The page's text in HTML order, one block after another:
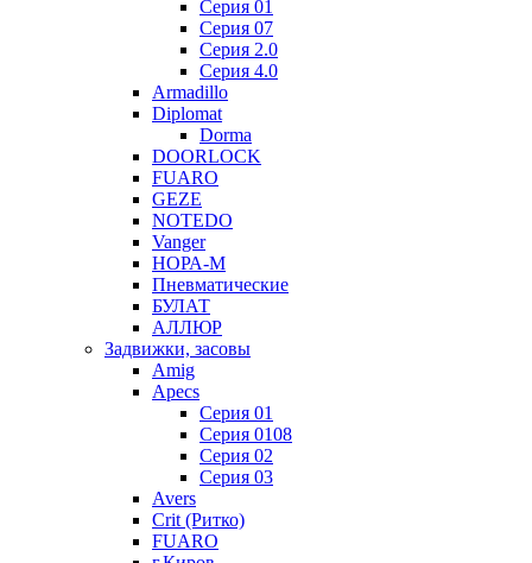
Серия 01
Серия 07
Серия 2.0
Серия 4.0
Armadillo
Diplomat
Dorma
DOORLOCK
FUARO
GEZE
NOTEDO
Vanger
НОРА-М
Пневматические
БУЛАТ
АЛЛЮР
Задвижки, засовы
Amig
Apecs
Серия 01
Серия 0108
Серия 02
Серия 03
Avers
Crit (Ритко)
FUARO